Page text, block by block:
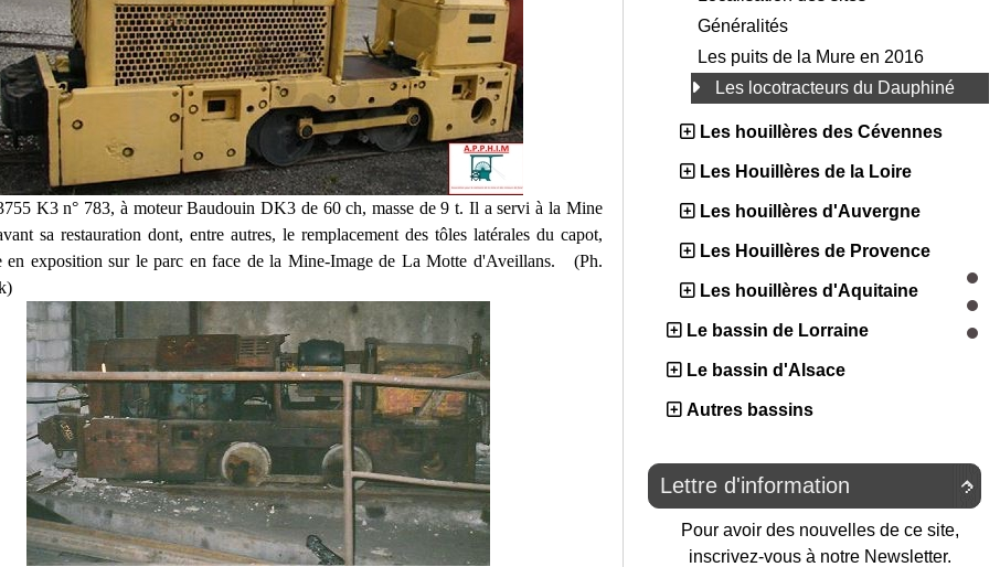
K3 n° 783, à moteur Baudouin DK3 de 60 ch, masse de 9 t. Il a servi à la Mine
sa restauration dont, entre autres, leremplacement des tôles latérales du capot,
en exposition sur leparc en face de la Mine-Image de La Motte d'Aveillans. (Ph.
Généralités
Les puits de la Mure en 2016
Les locotracteurs du Dauphiné
Les houillères des Cévennes
Les Houillères de la Loire
Les houillères d'Auvergne
Les Houillères de Provence
Les houillères d'Aquitaine
Le bassin de Lorraine
Le bassin d'Alsace
Autres bassins

Lettre d'information
Pour avoir des nouvelles de ce site,
inscrivez-vous à notre Newsletter.